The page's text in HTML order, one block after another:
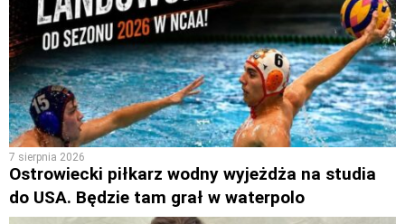
7 sierpnia 2026
Ostrowiecki piłkarz wodny wyjeżdża na studia
do USA. Będzie tam grał w waterpolo